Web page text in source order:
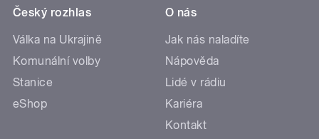
Český rozhlas
Válka na Ukrajině
Komunální volby
Stanice
eShop
O nás
Jak nás naladíte
Nápověda
Lidé v rádiu
Kariéra
Kontakt